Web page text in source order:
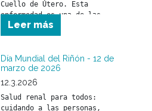
Cuello de Útero. Esta
enfermedad es una de las
pocas que pueden prevenirse
si se toman medidas a tiempo.
Leer más
Día Mundial del Riñón - 12 de
marzo de 2026
12.3.2026
Salud renal para todos:
cuidando a las personas,